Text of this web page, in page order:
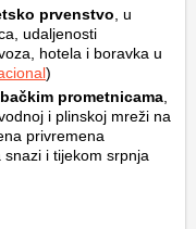
prvenstvo , u
udaljenosti
hotela i boravka u
)
prometnicama
i plinskoj mreži na
privremena
i tijekom srpnja